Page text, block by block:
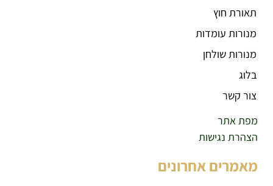
תאורת חוץ
מנורות עומדות
מנורות שולחן
בלוג
צור קשר
מפת אתר
הצהרת נגישות
מאמרים אחרונים